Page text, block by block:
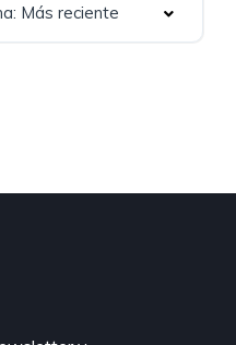
Más reciente